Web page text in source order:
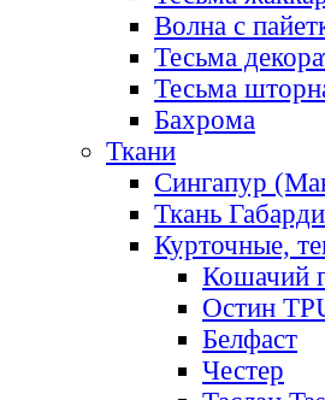
Волна с
Тесьма
Тесьма
Бахрома
Ткани
Сингапур
Ткань
Курточные,
Кошачий
Остин
Белфаст
Честер